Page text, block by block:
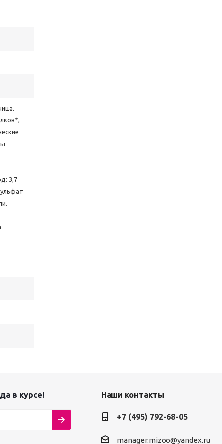
3,7
в курсе! Наши контакты
+7 (495) 792-68-05
manager.mizoo@yandex.ru